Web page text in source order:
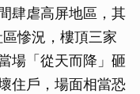
肆虐高屏地區，其
慘況，樓頂三家
場「從天而降」砸
住戶，場面相當恐